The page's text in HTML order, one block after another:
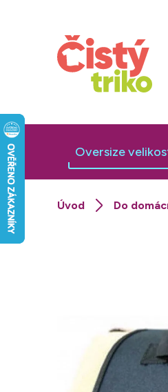
Oversize
Do